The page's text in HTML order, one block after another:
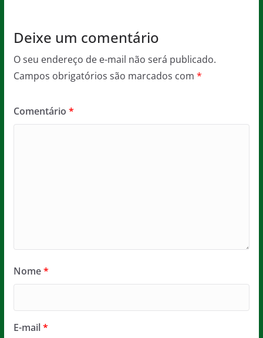
Deixe um comentário
O seu endereço de e-mail não será publicado.
Campos obrigatórios são marcados com *
Comentário *
Nome*
E-mail*